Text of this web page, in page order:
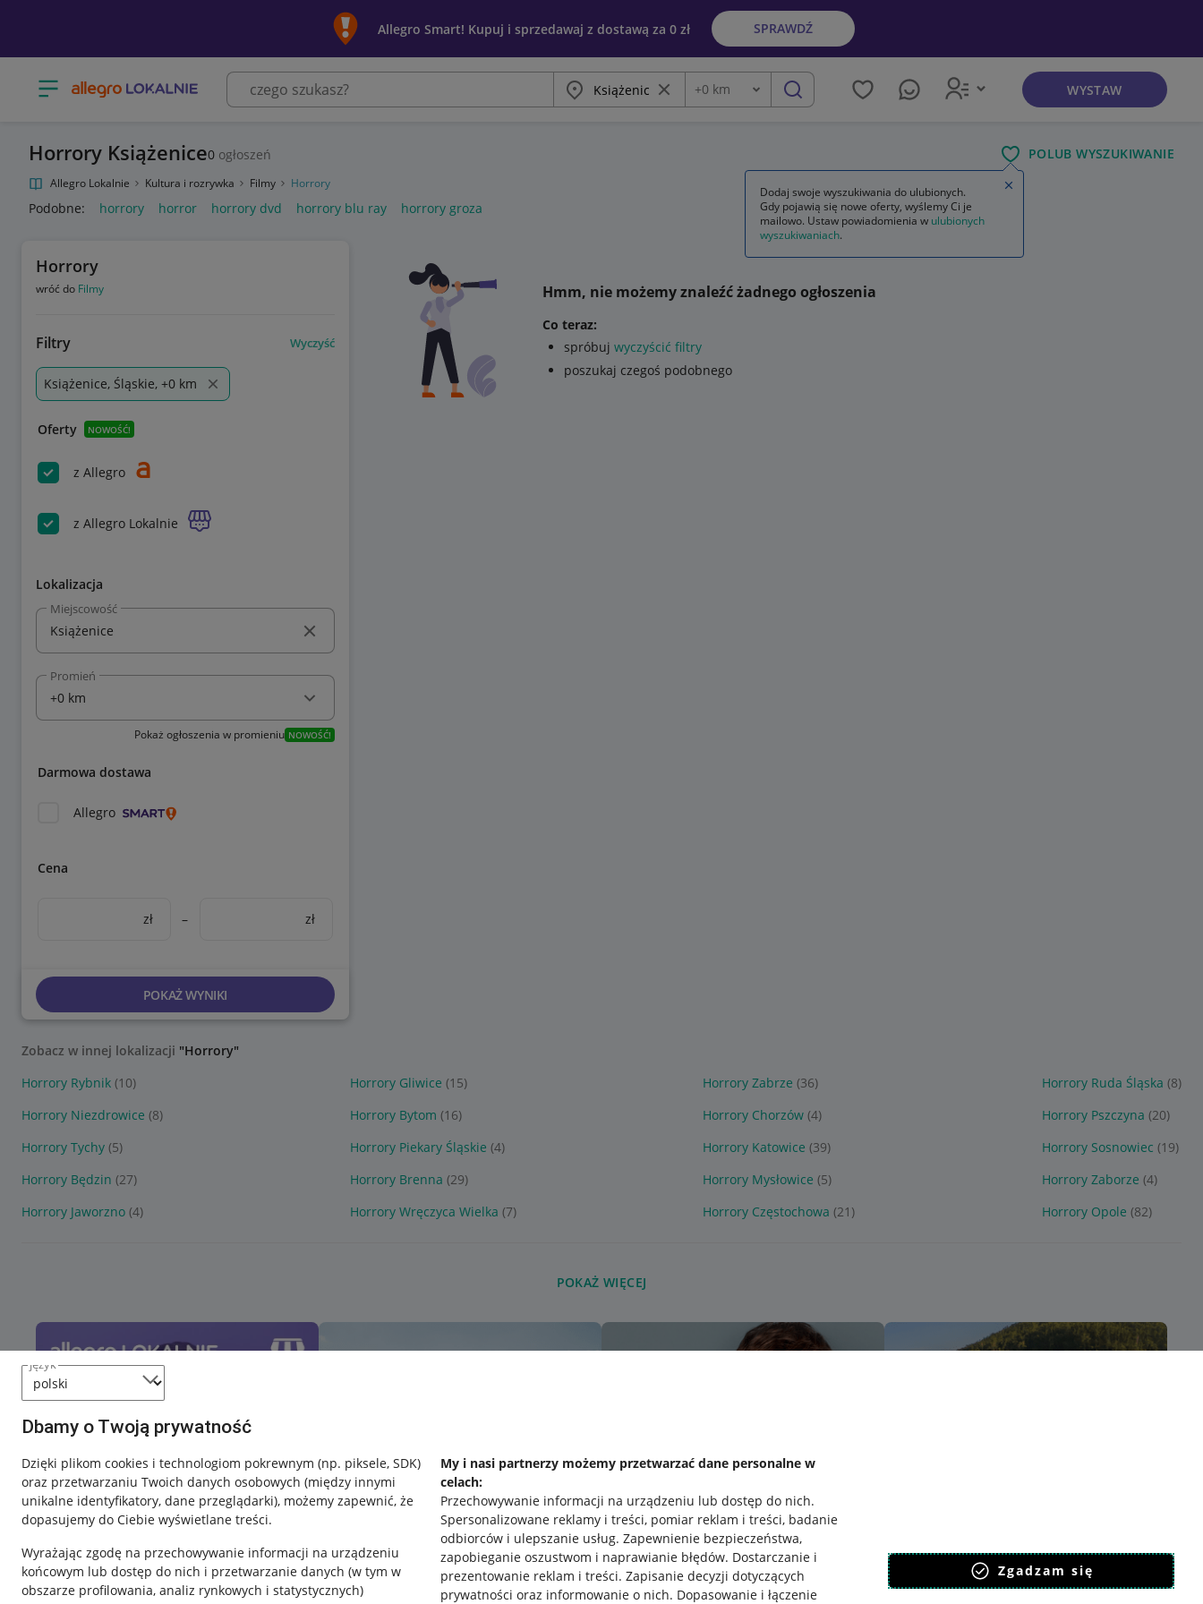
język
Dbamy o Twoją prywatność
Dzięki plikom cookies i technologiom pokrewnym (np. piksele, SDK)
oraz przetwarzaniu Twoich danych osobowych (między innymi
unikalne identyfikatory, dane przeglądarki), możemy zapewnić, że
dopasujemy do Ciebie wyświetlane treści.
Wyrażając zgodę na przechowywanie informacji na urządzeniu
końcowym lub dostęp do nich i przetwarzanie danych (w tym w
obszarze profilowania, analiz rynkowych i statystycznych)
My i nasi partnerzy możemy przetwarzać dane personalne w
celach:
Przechowywanie informacji na urządzeniu lub dostęp do nich.
Spersonalizowane reklamy i treści, pomiar reklam i treści, badanie
odbiorców i ulepszanie usług. Zapewnienie bezpieczeństwa,
zapobieganie oszustwom i naprawianie błędów. Dostarczanie i
prezentowanie reklam i treści. Zapisanie decyzji dotyczących
prywatności oraz informowanie o nich. Dopasowanie i łączenie
Zgadzam się
Allegro Smart! Kupuj i sprzedawaj z dostawą za 0 zł SPRAWDŹ
Otwórz menu z kategoriami Miasto Wyczyść frazę
Odległość
+0 km szukaj WYSTAW
Horrory Książenice0 ogłoszeń POLUB WYSZUKIWANIE
Allegro Lokalnie Kultura i rozrywka Filmy Horrory
Podobne: horrory horror horrory dvd horrory blu ray horrory groza
Horrory
wróć do Filmy
Filtry Wyczyść
Książenice, Śląskie, +0 km
Oferty NOWOŚĆ!
z Allegro
z Allegro Lokalnie
Lokalizacja
Miejscowość
Promień
Pokaż ogłoszenia w promieniu NOWOŚĆ!
Darmowa dostawa
Allegro
Cena
zł – zł
POKAŻ WYNIKI
Hmm, nie możemy znaleźć żadnego ogłoszenia
Co teraz:
spróbuj wyczyścić filtry
poszukaj czegoś podobnego
Zobacz w innej lokalizacji "Horrory"
Horrory Rybnik (10) Horrory Gliwice (15) Horrory Zabrze (36) Horrory Ruda Śląska (8)
Horrory Niezdrowice (8) Horrory Bytom (16) Horrory Chorzów (4) Horrory Pszczyna (20)
Horrory Tychy (5) Horrory Piekary Śląskie (4) Horrory Katowice (39) Horrory Sosnowiec (19)
Horrory Będzin (27) Horrory Brenna (29) Horrory Mysłowice (5) Horrory Zaborze (4)
Horrory Jaworzno (4) Horrory Wręczyca Wielka (7) Horrory Częstochowa (21) Horrory Opole (82)
POKAŻ WIĘCEJ
Dodaj swoje wyszukiwania do ulubionych.
Gdy pojawią się nowe oferty, wyślemy Ci je
mailowo. Ustaw powiadomienia w ulubionych
wyszukiwaniach.
Zamknij wskazówkę